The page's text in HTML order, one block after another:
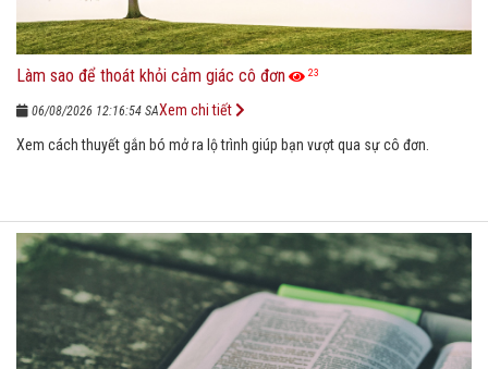
Làm sao để thoát khỏi cảm giác cô đơn 23
06/08/2026 12:16:54 SA
Xem cách thuyết gắn bó mở ra lộ trình giúp bạn vượt qua sự cô đơn.
Xem chi tiết